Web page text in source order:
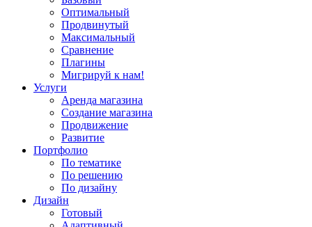
Оптимальный
Продвинутый
Максимальный
Сравнение
Плагины
Мигрируй к нам!
Услуги
Аренда магазина
Создание магазина
Продвижение
Развитие
Портфолио
По тематике
По решению
По дизайну
Дизайн
Готовый